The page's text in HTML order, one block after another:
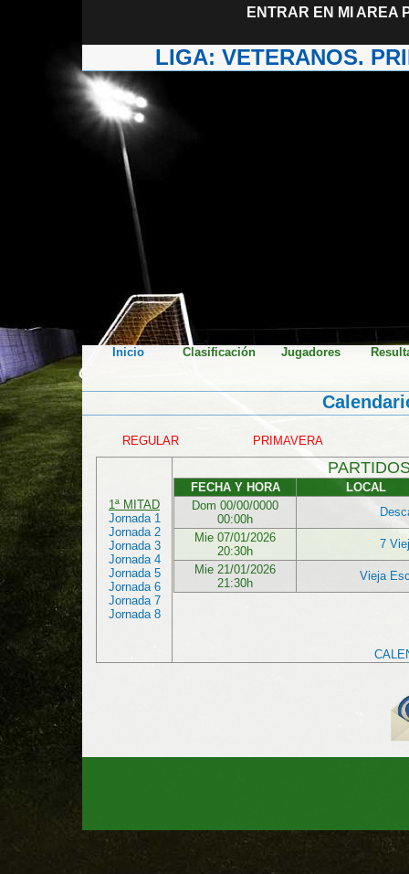
ENTRAR EN MI AREA
LIGA: VETERANOS.
Inicio Clasificación Jugadores
REGULAR PRIMAVERA
1ª MITAD
Jornada 1
Jornada 2
Jornada 3
Jornada 4
Jornada 5
Jornada 6
Jornada 7
Jornada 8
FECHA Y HORA
LOCAL
Dom 00/00/0000
00:00h
Mie 07/01/2026
20:30h
7
Mie 21/01/2026
21:30h
Vieja